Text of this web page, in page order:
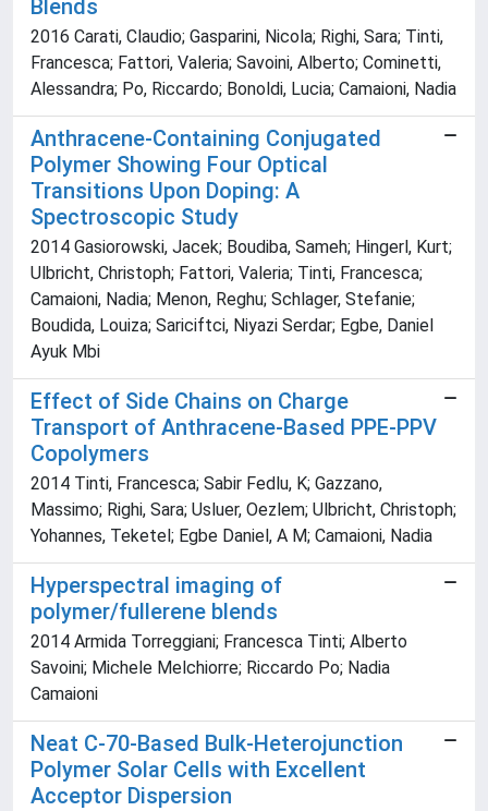
Blends
2016 Carati, Claudio; Gasparini, Nicola; Righi, Sara; Tinti,
Francesca; Fattori, Valeria; Savoini, Alberto; Cominetti,
Alessandra; Po, Riccardo; Bonoldi, Lucia; Camaioni, Nadia
Anthracene-Containing Conjugated
Polymer Showing Four Optical
Transitions Upon Doping: A
Spectroscopic Study
2014 Gasiorowski, Jacek; Boudiba, Sameh; Hingerl, Kurt;
Ulbricht, Christoph; Fattori, Valeria; Tinti, Francesca;
Camaioni, Nadia; Menon, Reghu; Schlager, Stefanie;
Boudida, Louiza; Sariciftci, Niyazi Serdar; Egbe, Daniel
Ayuk Mbi
Effect of Side Chains on Charge
Transport of Anthracene-Based PPE-PPV
Copolymers
2014 Tinti, Francesca; Sabir Fedlu, K; Gazzano,
Massimo; Righi, Sara; Usluer, Oezlem; Ulbricht, Christoph;
Yohannes, Teketel; Egbe Daniel, A M; Camaioni, Nadia
Hyperspectral imaging of
polymer/fullerene blends
2014 Armida Torreggiani; Francesca Tinti; Alberto
Savoini; Michele Melchiorre; Riccardo Po; Nadia
Camaioni
Neat C-70-Based Bulk-Heterojunction
Polymer Solar Cells with Excellent
Acceptor Dispersion